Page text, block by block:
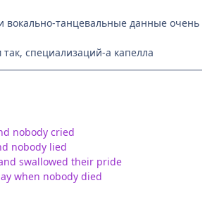
вокально-танцевальные данные очень
специализаций-а капелла
nobody cried
nobody lied
swallowed their pride
when nobody died